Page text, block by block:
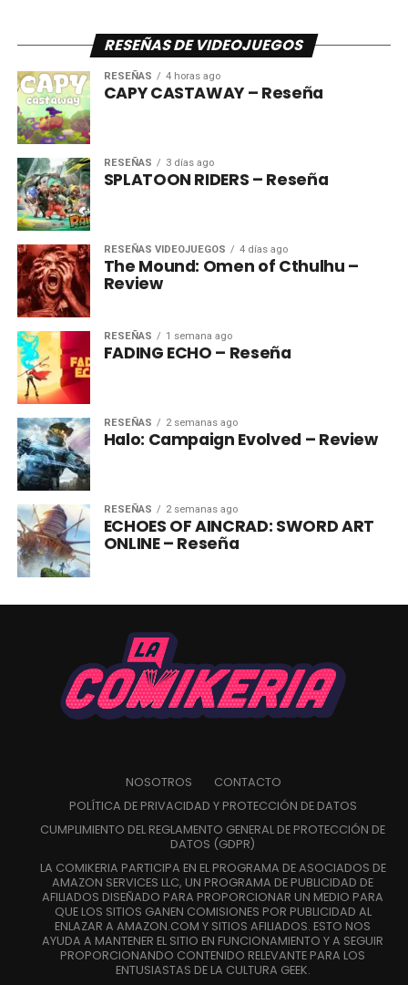
RESEÑAS DE VIDEOJUEGOS
RESEÑAS 4 horas ago
CAPY CASTAWAY – Reseña
RESEÑAS 3 días ago
SPLATOON RIDERS – Reseña
RESEÑAS VIDEOJUEGOS 4 días ago
The Mound: Omen of Cthulhu –
Review
RESEÑAS 1 semana ago
FADING ECHO – Reseña
RESEÑAS 2 semanas ago
Halo: Campaign Evolved – Review
RESEÑAS 2 semanas ago
ECHOES OF AINCRAD: SWORD ART
ONLINE – Reseña
NOSOTROS
CONTACTO
POLÍTICA DE PRIVACIDAD Y PROTECCIÓN DE DATOS
CUMPLIMIENTO DEL REGLAMENTO GENERAL DE PROTECCIÓN DE
DATOS (GDPR)
LA COMIKERIA PARTICIPA EN EL PROGRAMA DE ASOCIADOS DE
AMAZON SERVICES LLC, UN PROGRAMA DE PUBLICIDAD DE
AFILIADOS DISEÑADO PARA PROPORCIONAR UN MEDIO PARA
QUE LOS SITIOS GANEN COMISIONES POR PUBLICIDAD AL
ENLAZAR A AMAZON.COM Y SITIOS AFILIADOS. ESTO NOS
AYUDA A MANTENER EL SITIO EN FUNCIONAMIENTO Y A SEGUIR
PROPORCIONANDO CONTENIDO RELEVANTE PARA LOS
ENTUSIASTAS DE LA CULTURA GEEK.